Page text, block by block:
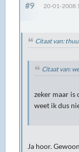
#9 20-01-2008
Citaat van:
Citaat van:
zeker maar is
weet ik dus
Ja hoor.